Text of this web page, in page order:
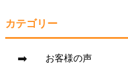
カテゴリー
お客様の声